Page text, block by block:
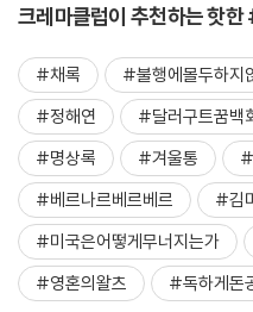
크레마클럽이 추천하는 핫
#채록 #불행에몰두하지
#정해연
#달러구트꿈백
#명상록
#겨울통
#베르나르베르베르
#김
#미국은어떻게무너지는가
#영혼의왈츠
#독하게돈